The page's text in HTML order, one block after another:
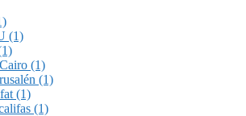
(1)
(1)
(1)
(1)
(1)